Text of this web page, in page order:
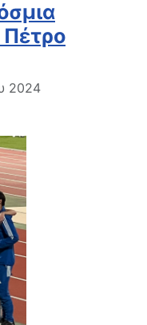
Πέτρο
2024